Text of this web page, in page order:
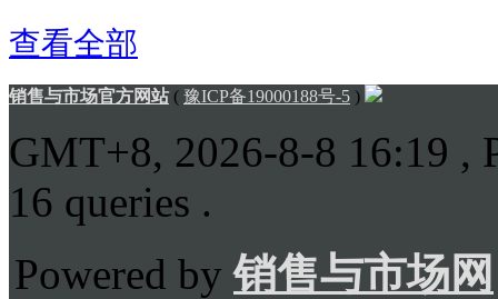
查看全部
销售与市场官方网站( 豫ICP备19000188号-5 )
GMT+8, 2026-8-8 16:19 ,
16 queries .
Powered by销售与市场网